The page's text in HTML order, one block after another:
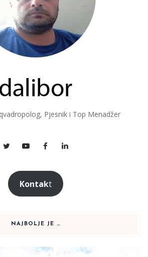
Pjesnik i Top Menadžer
Kontakt
NAJBOLJE JE …